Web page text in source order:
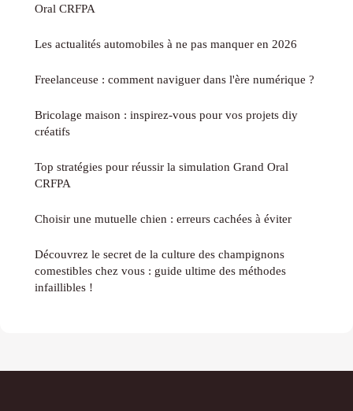
Oral CRFPA
Les actualités automobiles à ne pas manquer en 2026
Freelanceuse : comment naviguer dans l'ère numérique ?
Bricolage maison : inspirez-vous pour vos projets diy
créatifs
Top stratégies pour réussir la simulation Grand Oral
CRFPA
Choisir une mutuelle chien : erreurs cachées à éviter
Découvrez le secret de la culture des champignons
comestibles chez vous : guide ultime des méthodes
infaillibles !